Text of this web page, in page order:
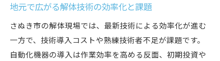
香川県さぬき市で広がるAI活用の最前線事
例
AI技術が解体現場の判断精度を向上させる
理由
地元で広がる解体技術の効率化と課題
さぬき市の解体現場では、最新技術による効率化が進む
一方で、技術導入コストや熟練技術者不足が課題です。
自動化機器の導入は作業効率を高める反面、初期投資や